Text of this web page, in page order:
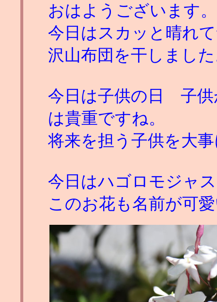
おはようございます。
今日はスカッと晴れ
沢山布団を干しまし
今日は子供の日 子供
は貴重ですね。
将来を担う子供を大
今日はハゴロモジャ
このお花も名前が可